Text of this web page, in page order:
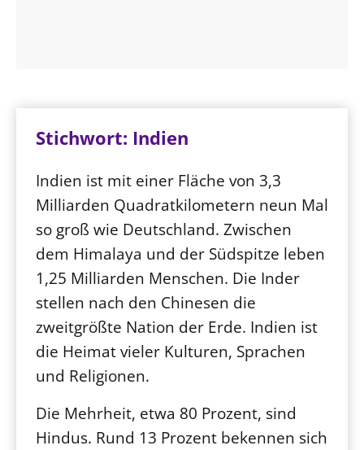
Stichwort: Indien
Indien ist mit einer Fläche von 3,3
Milliarden Quadratkilometern neun Mal
so groß wie Deutschland. Zwischen
dem Himalaya und der Südspitze leben
1,25 Milliarden Menschen. Die Inder
stellen nach den Chinesen die
zweitgrößte Nation der Erde. Indien ist
die Heimat vieler Kulturen, Sprachen
und Religionen.
Die Mehrheit, etwa 80 Prozent, sind
Hindus. Rund 13 Prozent bekennen sich